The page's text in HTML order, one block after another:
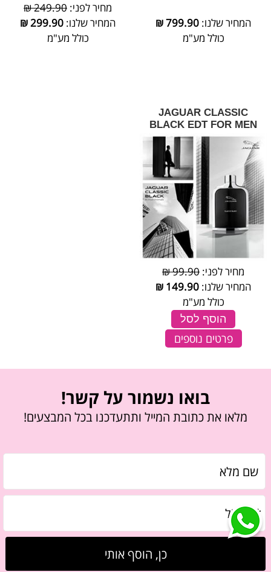
המחיר שלנו: 799.90
₪
כולל מע"מ
מחיר לפני: 249.90 ₪
המחיר שלנו: 299.90
₪
כולל מע"מ
JAGUAR CLASSIC
BLACK EDT FOR MEN
מחיר לפני: 99.90 ₪
המחיר שלנו: 149.90
₪
כולל מע"מ
הוסף לסל
פרטים נוספים
בואו נשמור על קשר!
מלאו את כתובת המייל ותתעדכנו בכל המבצעים!